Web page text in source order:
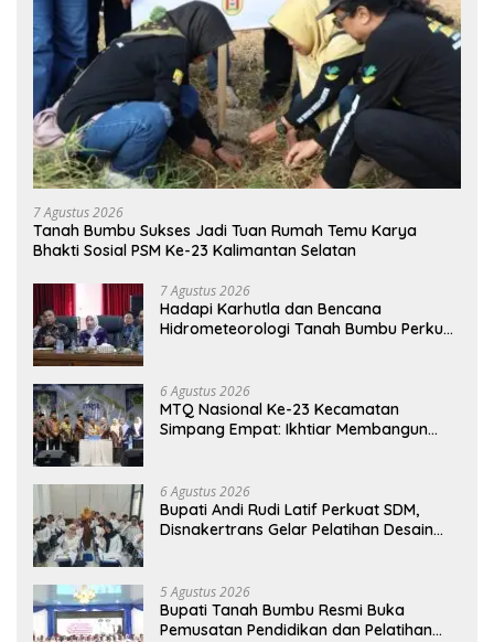
7 Agustus 2026
Tanah Bumbu Sukses Jadi Tuan Rumah Temu Karya
Bhakti Sosial PSM Ke-23 Kalimantan Selatan
7 Agustus 2026
Hadapi Karhutla dan Bencana
Hidrometeorologi Tanah Bumbu Perkuat
6 Agustus 2026
MTQ Nasional Ke-23 Kecamatan
Simpang Empat: Ikhtiar Membangun
6 Agustus 2026
Bupati Andi Rudi Latif Perkuat SDM,
Disnakertrans Gelar Pelatihan Desain
5 Agustus 2026
Bupati Tanah Bumbu Resmi Buka
Pemusatan Pendidikan dan Pelatihan